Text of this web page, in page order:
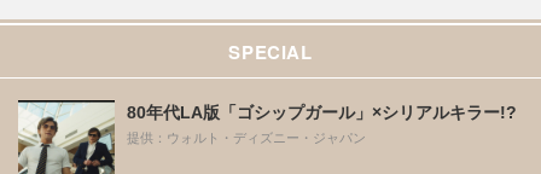
SPECIAL
80年代LA版「ゴシップガール」×シリアルキラー!?
提供：ウォルト・ディズニー・ジャパン